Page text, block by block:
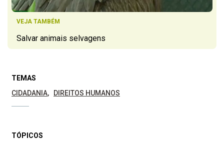
VEJA TAMBÉM
Salvar animais selvagens
TEMAS
CIDADANIA
DIREITOS HUMANOS
TÓPICOS